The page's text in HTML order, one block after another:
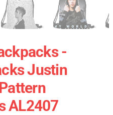
-
Justin
AL2407